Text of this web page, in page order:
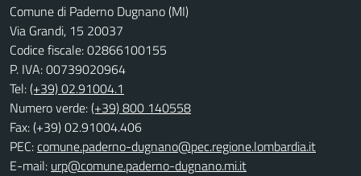
Comune di Paderno Dugnano (MI)
Via Grandi, 15 20037
Codice fiscale: 02866100155
P. IVA: 00739020964
Tel:(+39) 02.91004.1
Numero verde:(+39) 800 140558
Fax: (+39) 02.91004.406
PEC:comune.paderno-dugnano@pec.regione.lombardia.it
E-mail: urp@comune.paderno-dugnano.mi.it